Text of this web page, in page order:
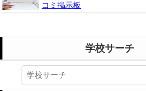
コミ掲示板
学校サーチ
検